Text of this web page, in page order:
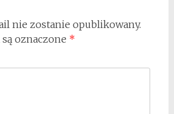
nie zostanie opublikowany.
oznaczone *